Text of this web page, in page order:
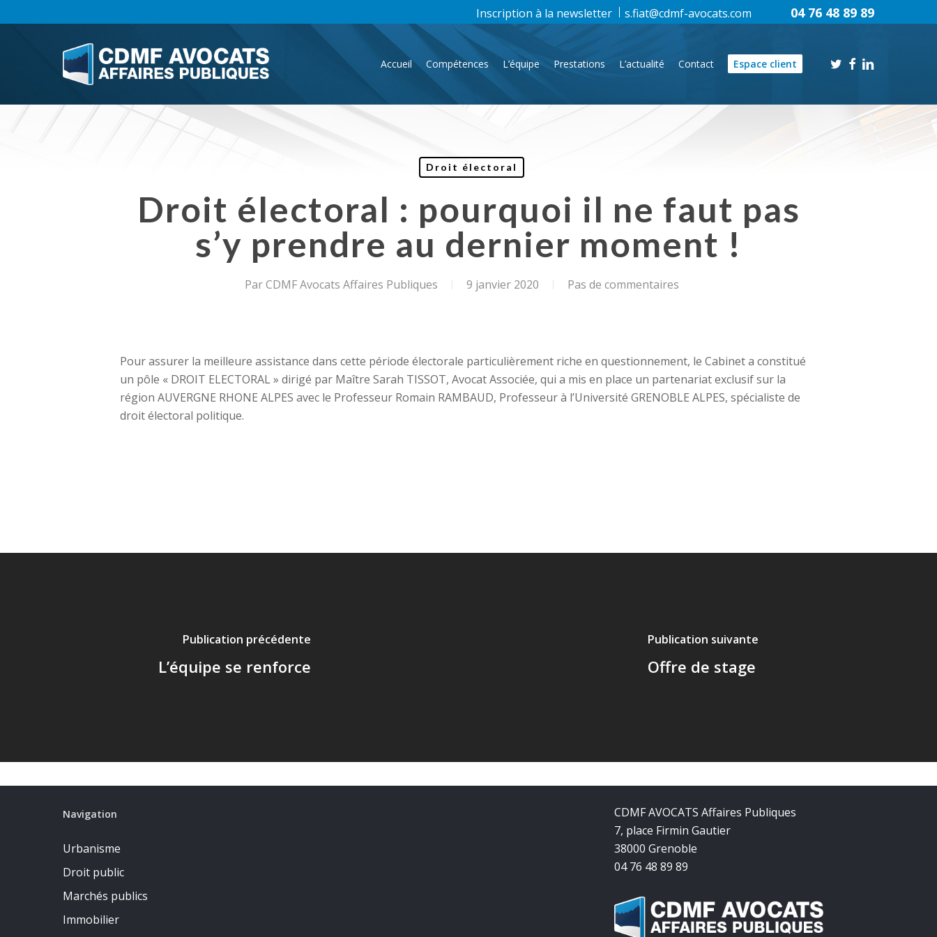
to
Accueil Compétences L’équipe Prestations L’actualité Contact Espace client twitterfacebook
linkedin
Inscription à la newsletter s.fiat@cdmf-avocats.com 04 76 48 89 89
Droit électoral
Droit électoral : pourquoi il ne faut pas
s’y prendre au dernier moment !
ParCDMF Avocats Affaires Publiques 9 janvier 2020 Pas de commentaires
Pour assurer la meilleure assistance dans cette période électorale particulièrement riche en questionnement, le Cabinet a constitué
un pôle « DROIT ELECTORAL » dirigé par Maître Sarah TISSOT, Avocat Associée, qui a mis en place un partenariat exclusif sur la
région AUVERGNE RHONE ALPES avec le Professeur Romain RAMBAUD, Professeur à l’Université GRENOBLE ALPES, spécialiste de
droit électoral politique.
Publication précédente
L’équipe se renforce
Publication suivante
Offre de stage
Navigation
Urbanisme
Droit public
Marchés publics
Immobilier
CDMF AVOCATS Affaires Publiques
7, place Firmin Gautier
38000 Grenoble
04 76 48 89 89